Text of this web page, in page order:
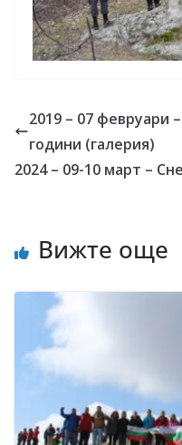
2019 – 07 февруари
години (галерия)
2024 – 09-10 март –
Вижте още